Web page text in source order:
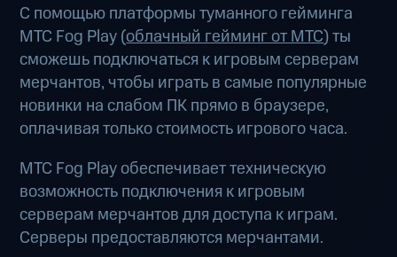
С помощью платформы туманного гейминга
МТС Fog Play (облачный гейминг от МТС) ты
сможешь подключаться к игровым серверам
мерчантов, чтобы играть в самые популярные
новинки на слабом ПК прямо в браузере,
оплачивая только стоимость игрового часа.
МТС Fog Play обеспечивает техническую
возможность подключения к игровым
серверам мерчантов для доступа к играм.
Серверы предоставляются мерчантами.